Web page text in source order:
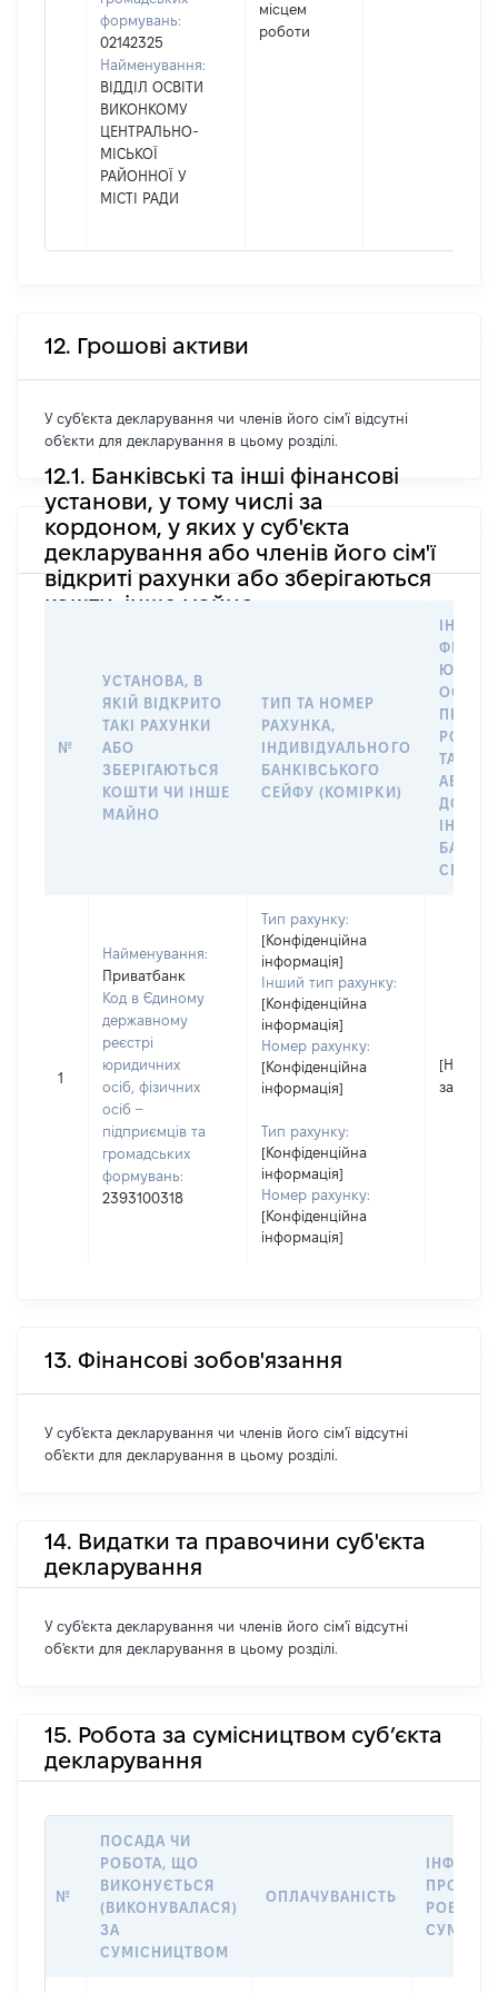
формувань:
02142325
Найменування:
ВІДДІЛ ОСВІТИ
ВИКОНКОМУ
ЦЕНТРАЛЬНО-
МІСЬКОЇ
РАЙОННОЇ У
МІСТІ РАДИ
місцем
роботи
12. Грошові активи
У суб'єкта декларування чи членів його сім'ї відсутні
об'єкти для декларування в цьому розділі.
12.1. Банківські та інші фінансові
установи, у тому числі за
кордоном, у яких у суб'єкта
декларування або членів його сім'ї
відкриті рахунки або зберігаються
кошти, інше майно
№
УСТАНОВА, В
ЯКІЙ ВІДКРИТО
ТАКІ РАХУНКИ
АБО
ЗБЕРІГАЮТЬСЯ
КОШТИ ЧИ ІНШЕ
МАЙНО
ТИП ТА НОМЕР
РАХУНКА,
ІНДИВІДУАЛЬНОГО
БАНКІВСЬКОГО
СЕЙФУ (КОМІРКИ)
ПРАВО
ТАКИМ
АБО
ДО
СЕЙФУ
1
Найменування:
Приватбанк
Код в Єдиному
державному
реєстрі
юридичних
осіб, фізичних
осіб –
підприємців та
громадських
формувань:
2393100318
Тип рахунку:
[Конфіденційна
інформація]
Інший тип рахунку:
[Конфіденційна
інформація]
Номер рахунку:
[Конфіденційна
інформація]
Тип рахунку:
[Конфіденційна
інформація]
Номер рахунку:
[Конфіденційна
інформація]
[Не
13. Фінансові зобов'язання
У суб'єкта декларування чи членів його сім'ї відсутні
об'єкти для декларування в цьому розділі.
14. Видатки та правочини суб'єкта
декларування
У суб'єкта декларування чи членів його сім'ї відсутні
об'єкти для декларування в цьому розділі.
15. Робота за сумісництвом суб’єкта
декларування
№
ПОСАДА ЧИ
РОБОТА, ЩО
ВИКОНУЄТЬСЯ
(ВИКОНУВАЛАСЯ)
ЗА
СУМІСНИЦТВОМ
ОПЛАЧУВАНІСТЬ
ПРО
РОБОТИ